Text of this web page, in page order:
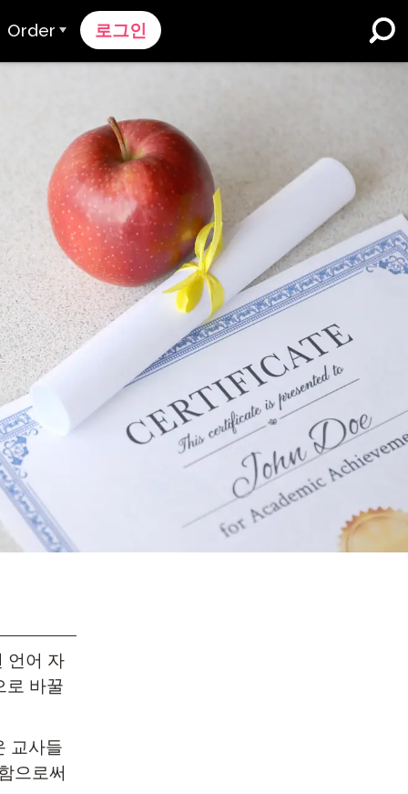
보딩
딩
로스터링
K-12 학교 및 교육구
듀얼 언어 몰입
영어 학습자 프로그램
고등 교육
직장들
Order
견적 요청하기
Contact Sales
지원팀에 문의하세요
로그인
언어 자
로 바꿀
교사들
으로써